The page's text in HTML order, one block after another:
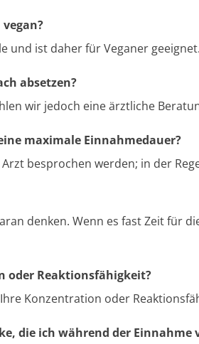
und ist daher für Veganer geeignet.
absetzen?
wir jedoch eine ärztliche
maximale Einnahmedauer?
besprochen werden; in der
denken. Wenn es fast Zeit für
oder Reaktionsfähigkeit?
Konzentration oder
die ich während der Einnahme